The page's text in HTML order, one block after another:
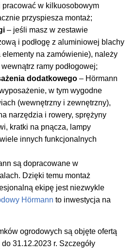
w kilkuosobowym
przyspiesza montaż;
– jeśli masz w zestawie
i podłogę z aluminiowej blachy
elementy na zamówienie), należy
ramy podłogowej;
dodatkowego – Hörmann
w tym wygodne
(wewnętrzny i zewnętrzny),
narzędzia i rowery, sprężyny
kratki na pnącza, lampy
innych funkcjonalnych
są dopracowane w
Dzięki temu montaż
ekipę jest niezwykle
Hörmann to inwestycja na
ogrodowych są objęte ofertą
31.12.2023 r. Szczegóły